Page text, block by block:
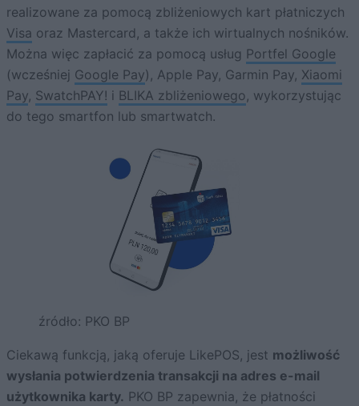
realizowane za pomocą zbliżeniowych kart płatniczych
Visa oraz Mastercard, a także ich wirtualnych nośników.
Można więc zapłacić za pomocą usług Portfel Google
(wcześniej Google Pay), Apple Pay, Garmin Pay, Xiaomi
Pay, SwatchPAY! i BLIKA zbliżeniowego, wykorzystując
do tego smartfon lub smartwatch.
źródło: PKO BP
Ciekawą funkcją, jaką oferuje LikePOS, jest możliwość
wysłania potwierdzenia transakcji na adres e-mail
użytkownika karty. PKO BP zapewnia, że płatności